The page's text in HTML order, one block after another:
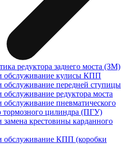
редуктора заднего моста (ЗМ)
обслуживание кулисы КПП
обслуживание передней ступицы
обслуживание редуктора моста
обслуживание пневматического
тормозного цилиндра (ПГУ)
замена крестовины карданного
обслуживание КПП (коробки